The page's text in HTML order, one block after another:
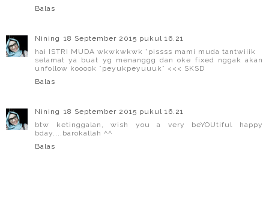
Balas
Nining 18 September 2015 pukul 16.21
hai ISTRI MUDA wkwkwkwk *pissss mami muda tantwiiik
selamat ya buat yg menanggg dan oke fixed nggak akan
unfollow kooook *peyukpeyuuuk* <<< SKSD
Balas
Nining 18 September 2015 pukul 16.21
btw ketinggalan, wish you a very beYOUtiful happy
bday....barokallah ^^
Balas